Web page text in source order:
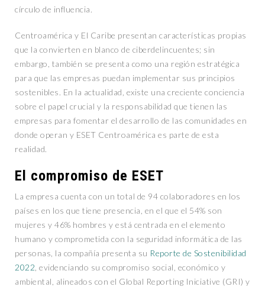
círculo de influencia.
Centroamérica y El Caribe presentan características propias
que la convierten en blanco de ciberdelincuentes; sin
embargo, también se presenta como una región estratégica
para que las empresas puedan implementar sus principios
sostenibles. En la actualidad, existe una creciente conciencia
sobre el papel crucial y la responsabilidad que tienen las
empresas para fomentar el desarrollo de las comunidades en
donde operan y ESET Centroamérica es parte de esta
realidad.
El compromiso de ESET
La empresa cuenta con un total de 94 colaboradores en los
países en los que tiene presencia, en el que el 54% son
mujeres y 46% hombres y está centrada en el elemento
humano y comprometida con la seguridad informática de las
personas, la compañía presenta su Reporte de Sostenibilidad
2022 , evidenciando su compromiso social, económico y
ambiental, alineados con el Global Reporting Iniciative (GRI) y